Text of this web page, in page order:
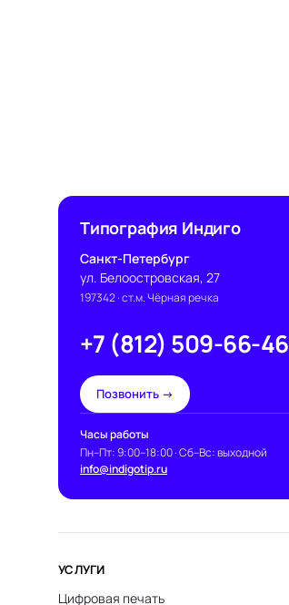
Типография Индиго
Санкт-Петербург
ул. Белоостровская, 27
197342· ст.м. Чёрная речка
+7 (812) 509-66-46
Позвонить →
Часы работы
Пн–Пт: 9:00–18:00 · Сб–Вс: выходной
info@indigotip.ru
УСЛУГИ
Цифровая печать